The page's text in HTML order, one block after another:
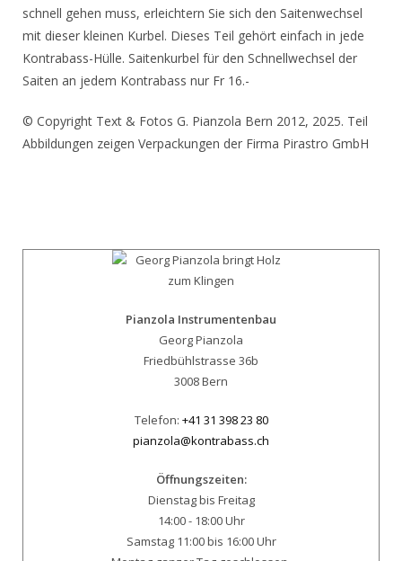
schnell gehen muss, erleichtern Sie sich den Saitenwechsel
mit dieser kleinen Kurbel. Dieses Teil gehört einfach in jede
Kontrabass-Hülle. Saitenkurbel für den Schnellwechsel der
Saiten an jedem Kontrabass nur Fr 16.-
© Copyright Text & Fotos G. Pianzola Bern 2012, 2025. Teil
Abbildungen zeigen Verpackungen der Firma Pirastro GmbH
Pianzola Instrumentenbau
Georg Pianzola
Friedbühlstrasse 36b
3008 Bern
Telefon: +41 31 398 23 80
pianzola@kontrabass.ch
Öffnungszeiten:
Dienstag bis Freitag
14:00 - 18:00 Uhr
Samstag 11:00 bis 16:00 Uhr